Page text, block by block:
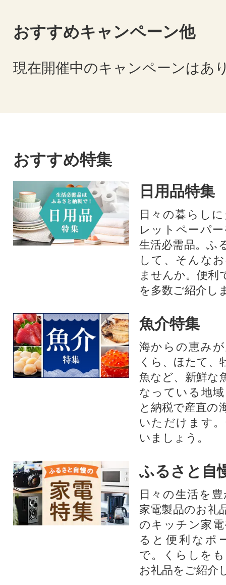
おすすめキャンペーン他
現在開催中のキャンペーンはあ
おすすめ特集
日用品特集
日々の暮らし
レットペーパ
生活必需品。ふ
して、そんな
ませんか。便利
を多数ご紹介し
魚介特集
海からの恵み
くら、ほたて、
魚など、新鮮な
なっている地
と納税で産直の
いただけます
いましょう。
ふるさと自
日々の生活を
家電製品のお礼
のキッチン家
ると便利なポ
で。くらしを
お礼品をご紹介